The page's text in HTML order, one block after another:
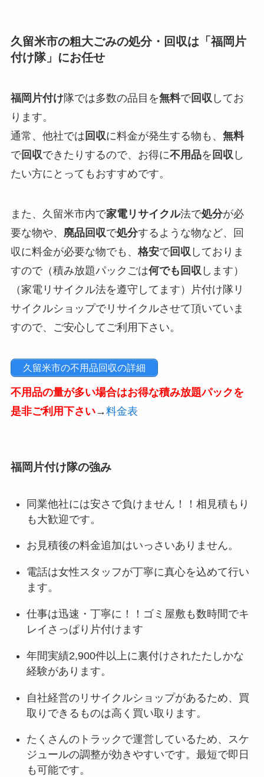
久留米市の粗大ごみの処分・回収は「福岡片
付け隊」にお任せ
福岡片付け隊では多数の品目を無料で回収してお
ります。
通常、他社では 回収に料金が発生する物も、 無料
で回収できたりするので、お得に不用品を 回収し
たい方にとってもおすすめです。
また、久留米市内で家電リサイクル法で処分が必
要な物や、 廃品回収で処分するような物など、回
収に料金が必要な物でも、 格安で回収しておりま
すので（積み放題パックごは何でも回収します）
（家電リサイクル法を遵守してます）片付け隊リ
サイクルショップでリサイクルさせて頂いていま
すので、ご安心してご利用下さい。
久留米市の不用品回収の詳細
不用品の量が多い場合はお得な積み放題パックを
是非ご利用下さい→料金表
福岡片付け隊の強み
同業他社には安さで負けません！！相見積もり
も大歓迎です。
お見積後の料金追加はいっさいありません。
電話は女性スタッフが丁寧に真心を込めて行い
ます。
仕事は迅速・丁寧に！！ゴミ屋敷も数時間でキ
レイさっぱり片付けます
年間実績2,900件以上に裏付けされたたしかな
経験があります。
自社経営のリサイクルショップがあるため、買
取りできるものは高く買い取ります。
たくさんのトラックで運営しているため、スケ
ジュールの調整が効きやすいです。最短で即日
も可能です。